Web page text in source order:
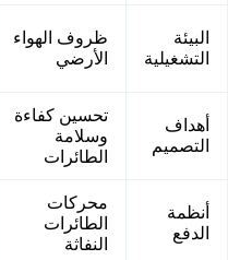
البيئة
التشغيلية
ظروف الهواء
الأرضي
أهداف
التصميم
تحسين كفاءة
وسلامة
الطائرات
أنظمة
الدفع
محركات
الطائرات
النفاثة